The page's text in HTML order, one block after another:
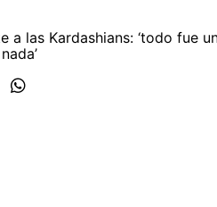
a las Kardashians: ‘todo fue